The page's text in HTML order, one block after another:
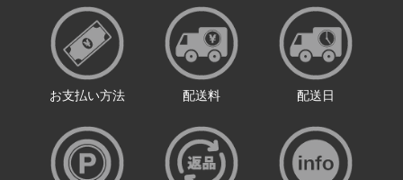
お支払い方法 配送料 配送日